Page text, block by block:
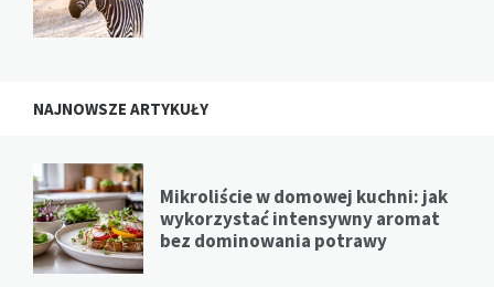
NAJNOWSZE ARTYKUŁY
Mikroliście w domowej kuchni: jak
wykorzystać intensywny aromat
bez dominowania potrawy